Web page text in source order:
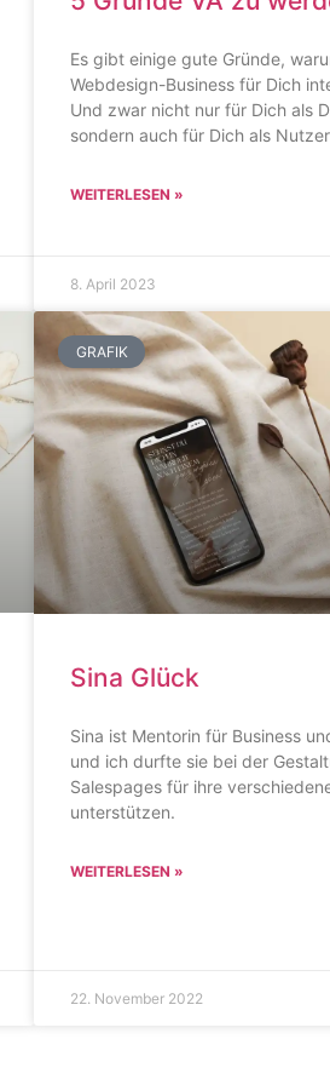
Es gibt einige gute Gründe,
Webdesign-Business für Dich
Und zwar nicht nur für Dich als
sondern auch für Dich als
WEITERLESEN »
8. April 2023
GRAFIK
Sina Glück
Sina ist Mentorin für Business
und ich durfte sie bei der
Salespages für ihre
unterstützen.
WEITERLESEN »
22. November 2022